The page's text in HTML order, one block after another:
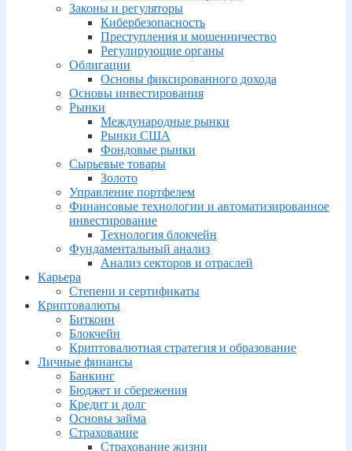
Законы и регуляторы
Кибербезопасность
Преступления и мошенничество
Регулирующие органы
Облигации
Основы фиксированного дохода
Основы инвестирования
Рынки
Международные рынки
Рынки США
Фондовые рынки
Сырьевые товары
Золото
Управление портфелем
Финансовые технологии и автоматизированное
инвестирование
Технология блокчейн
Фундаментальный анализ
Анализ секторов и отраслей
Карьера
Степени и сертификаты
Криптовалюты
Биткоин
Блокчейн
Криптовалютная стратегия и образование
Личные финансы
Банкинг
Бюджет и сбережения
Кредит и долг
Основы займа
Страхование
Страхование жизни